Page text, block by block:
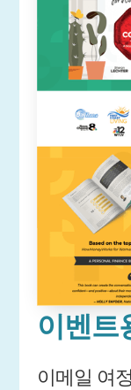
이벤트
이메일 여